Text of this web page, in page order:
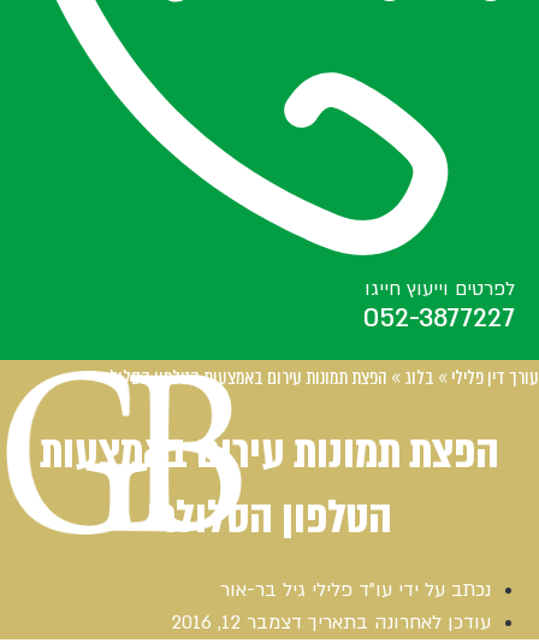
לפרטים וייעוץ חייגו
052-3877227
עורך דין פלילי» בלוג» הפצת תמונות עירום באמצעות הטלפון הסלולרי
הפצת תמונות עירום באמצעות
הטלפון הסלולרי
נכתב על ידי עו"ד פלילי גיל בר-אור
עודכן לאחרונה בתאריך דצמבר 12, 2016